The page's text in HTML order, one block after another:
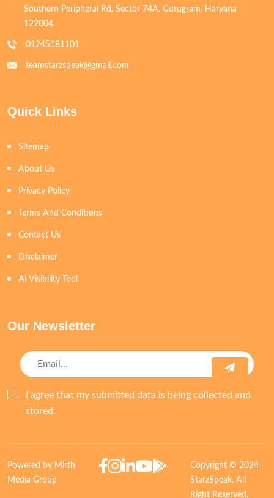
Southern Peripheral Rd, Sector 74A, Gurugram, Haryana
122004
01245181101
teamstarzspeak@gmail.com
Quick Links
Sitemap
About Us
Privacy Policy
Terms And Conditions
Contact Us
Disclaimer
AI Visibility Tool
Our Newsletter
I agree that my submitted data is being collected and
stored.
Powered by Mirth
Media Group
Copyright © 2024
StarzSpeak. All
Right Reserved.